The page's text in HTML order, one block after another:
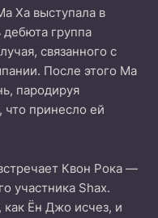
Ха выступала в
дебюта группа
связанного с
После этого Ма
пародируя
принесло ей
Квон Рока —
участника Shax.
Ён Джо исчез, и